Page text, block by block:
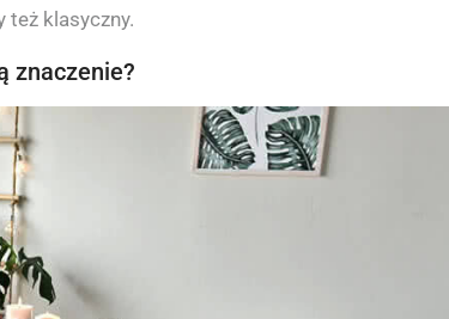
też klasyczny.
znaczenie?